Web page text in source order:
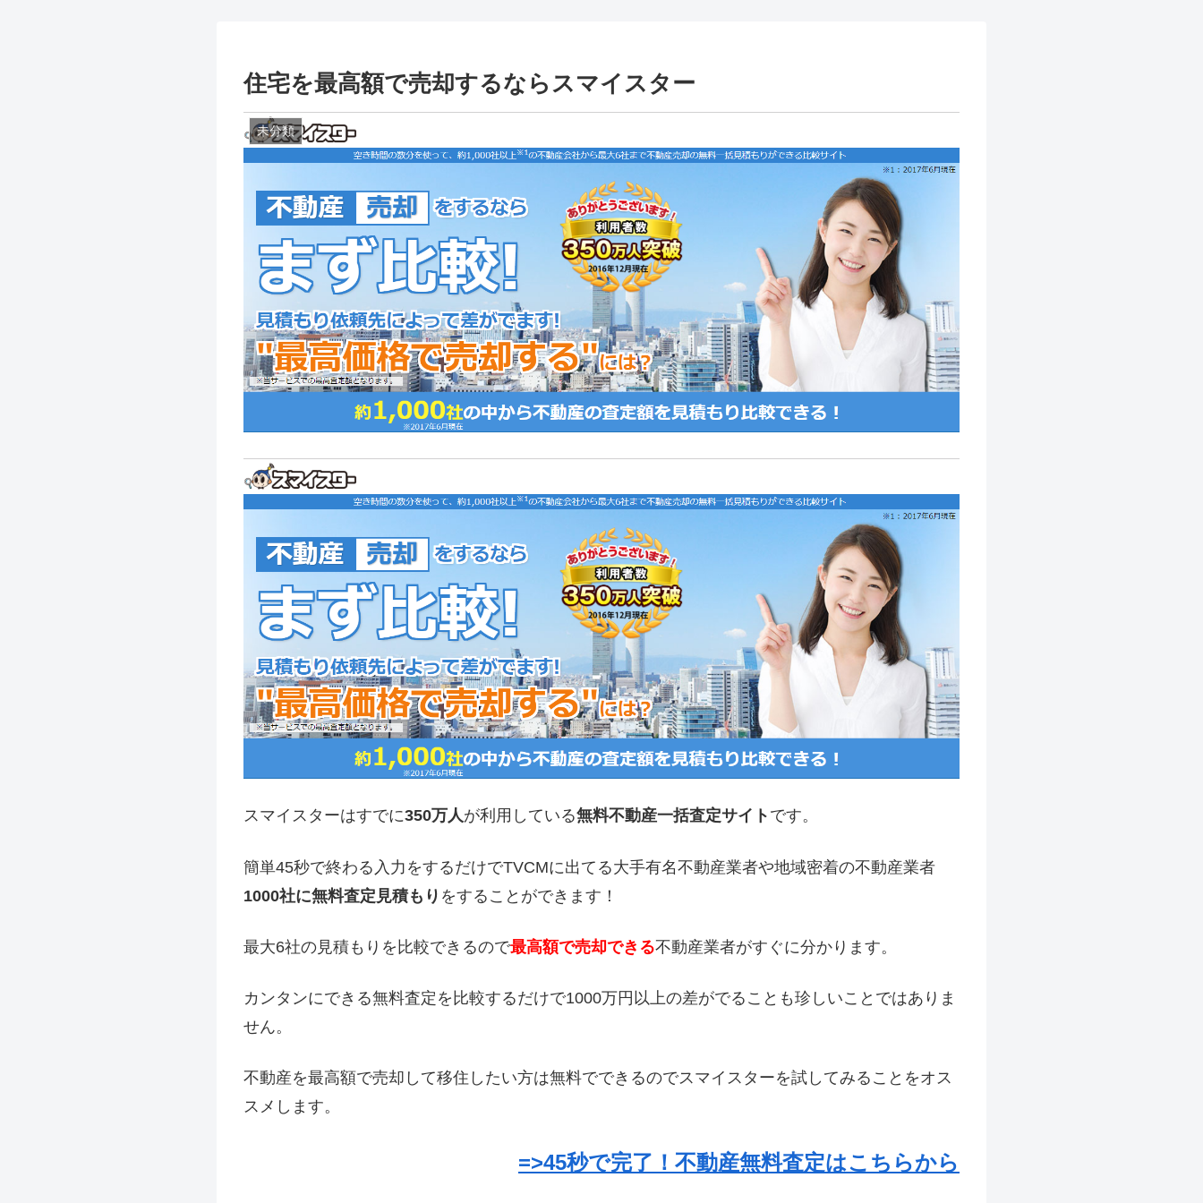
住宅を最高額で売却するならスマイスター
未分類
スマイスターはすでに350万人が利用している無料不動産一括査定サイト です。
簡単45秒で終わる入力をするだけでTVCMに出てる大手有名不動産業者や地域密着の不動産業者
1000社に無料査定見積もり をすることができます！
最大6社の見積もりを比較できるので最高額で売却できる不動産業者がすぐに分かります。
カンタンにできる無料査定を比較するだけで1000万円以上の差がでることも珍しいことではありま
せん。
不動産を最高額で売却して移住したい方は無料でできるのでスマイスターを試してみることをオス
スメします。
=>45秒で完了！不動産無料査定はこちらから